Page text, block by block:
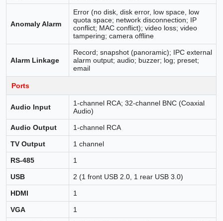
Anomaly Alarm
Error (no disk, disk error, low space, low
quota space; network disconnection; IP
conflict; MAC conflict); video loss; video
tampering; camera offline
Alarm Linkage
Record; snapshot (panoramic); IPC external
alarm output; audio; buzzer; log; preset;
email
Ports
Audio Input
1-channel RCA; 32-channel BNC (Coaxial
Audio)
Audio Output 1-channel RCA
TV Output 1 channel
RS-485 1
USB 2 (1 front USB 2.0, 1 rear USB 3.0)
HDMI 1
VGA 1